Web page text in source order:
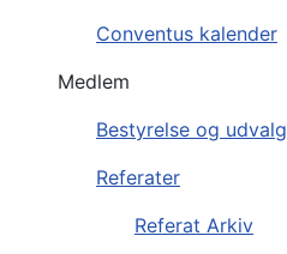
Conventus kalender
Medlem
Bestyrelse og udvalg
Referater
Referat Arkiv